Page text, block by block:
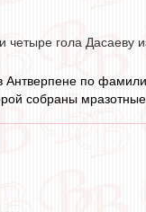
гола Дасаеву
Антверпене по
собраны